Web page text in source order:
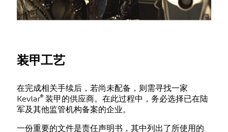
装甲工艺
在完成相关手续后，若尚未配备，则需寻找一家
Kevlar® 装甲的供应商。在此过程中，务必选择已在陆
军及其他监管机构备案的企业。
一份重要的文件是责任声明书，其中列出了所使用的